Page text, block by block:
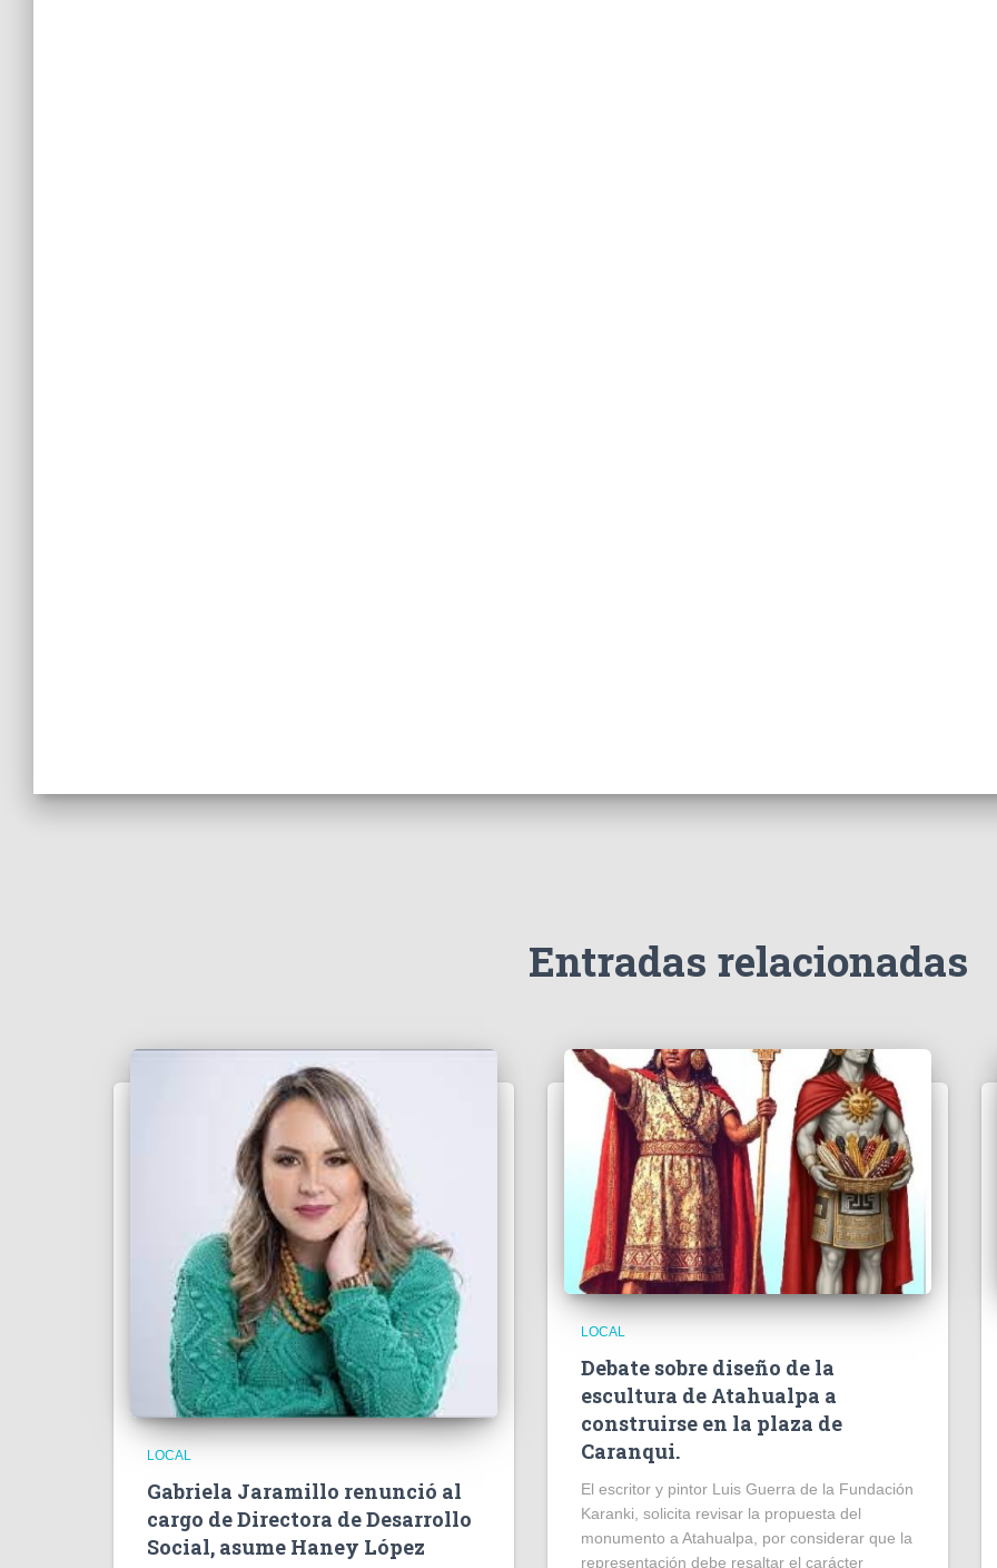
Entradas relacionadas
LOCAL
Gabriela Jaramillo renunció al
cargo de Directora de Desarrollo
Social, asume Haney López
LOCAL
Debate sobre diseño de la
escultura de Atahualpa a
construirse en la plaza de
Caranqui.
El escritor y pintor Luis Guerra de la Fundación
Karanki, solicita revisar la propuesta del
monumento a Atahualpa, por considerar que la
representación debe resaltar el carácter